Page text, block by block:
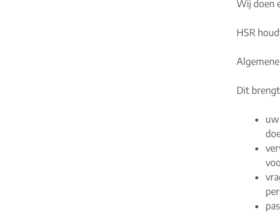
Wij doen
HSR
Dit